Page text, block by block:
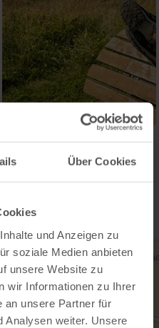
Über Cookies
und Anzeigen zu
soziale Medien anbieten
unsere Website zu
wir Informationen zu Ihrer
an unsere Partner für
Analysen weiter. Unsere